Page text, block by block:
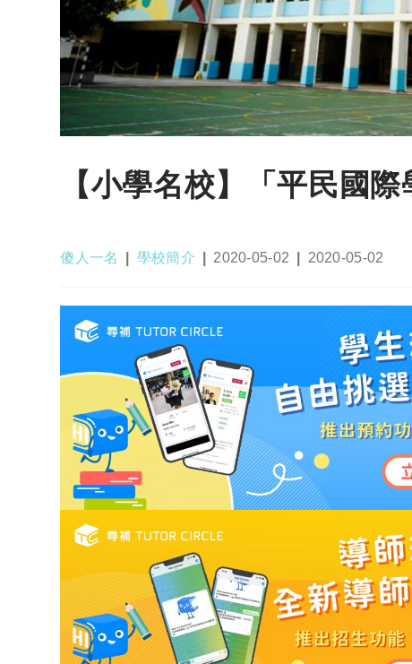
【小學名校】「平民國
Post
傻人一名
Post
學校簡介
Post
2020-05-02
Post
2020-05-02